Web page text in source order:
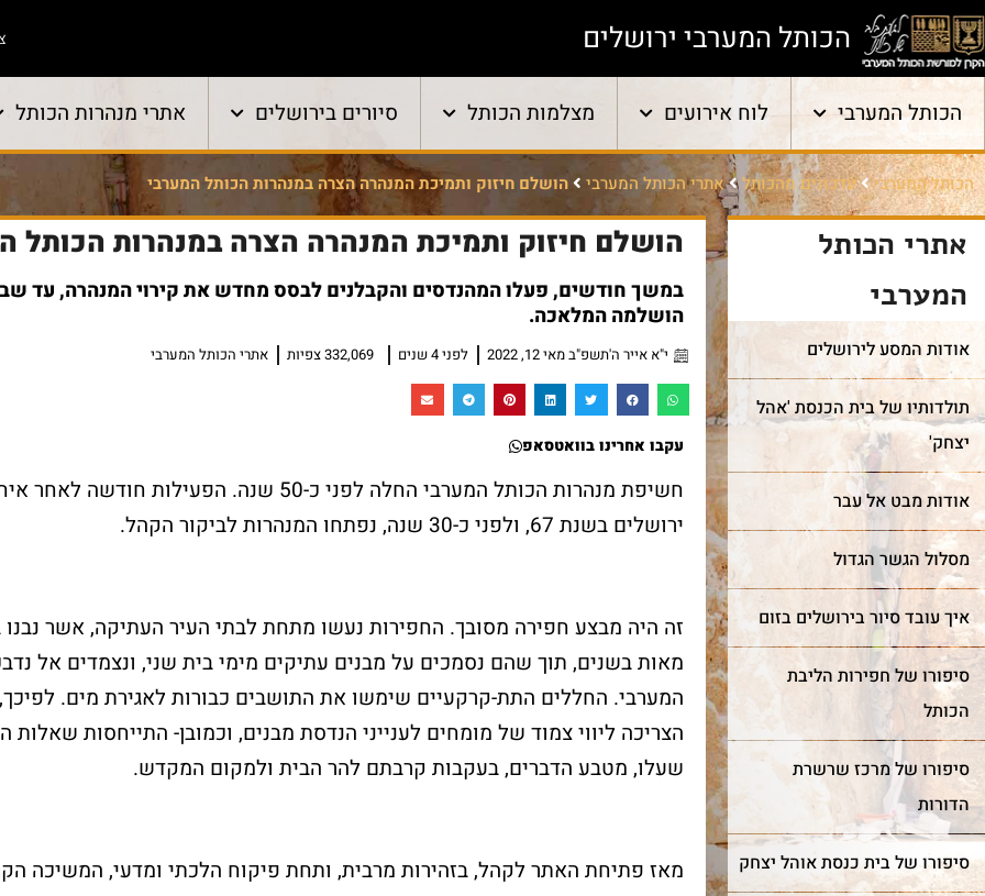
הכותל המערבי ירושלים
הכותל המערבי לוח אירועים מצלמות הכותל סיורים בירושלים אתרי מנהרות הכותל
הכותל המערבי עדכונים מהכותל אתרי הכותל המערבי הושלם חיזוק ותמיכת המנהרה הצרה במנהרות הכותל המערבי
אתרי הכותל
המערבי
אודות המסע לירושלים
תולדותיו של בית הכנסת 'אהל
יצחק'
אודות מבט אל עבר
מסלול הגשר הגדול
איך עובד סיור בירושלים בזום
סיפורו של חפירות הליבת
הכותל
סיפורו של מרכז שרשרת
הדורות
סיפורו של בית כנסת אוהל יצחק
הושלם חיזוק ותמיכת המנהרה הצרה במנהרות הכותל
במשך חודשים, פעלו המהנדסים והקבלנים לבסס מחדש את קירוי המנהרה, עד
הושלמה המלאכה.
י"א אייר ה'תשפ"ב מאי 12, 2022 לפני 4 שנים 332,069 צפיות אתרי הכותל המערבי
עקבו אחרינו בוואטסאפ
חשיפת מנהרות הכותל המערבי החלה לפני כ-50 שנה. הפעילות
ירושלים בשנת 67, ולפני כ-30 שנה, נפתחו המנהרות לביקור הקהל.
זה היה מבצע חפירה מסובך. החפירות נעשו מתחת לבתי העיר העתיקה, אשר
מאות בשנים, תוך שהם נסמכים על מבנים עתיקים מימי בית שני, ונצמדים אל
המערבי. החללים התת-קרקעיים שימשו את התושבים כבורות לאגירת מים.
הצריכה ליווי צמוד של מומחים לענייני הנדסת מבנים, וכמובן- התייחסות שאלות
שעלו, מטבע הדברים, בעקבות קרבתם להר הבית ולמקום המקדש.
מאז פתיחת האתר לקהל, בזהירות מרבית, ותחת פיקוח הלכתי ומדעי, המשיכה